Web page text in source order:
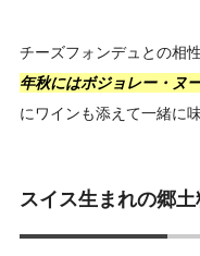
チーズフォンデュとの相
年秋にはボジョレー・ヌ
にワインも添えて一緒に
スイス生まれの郷土